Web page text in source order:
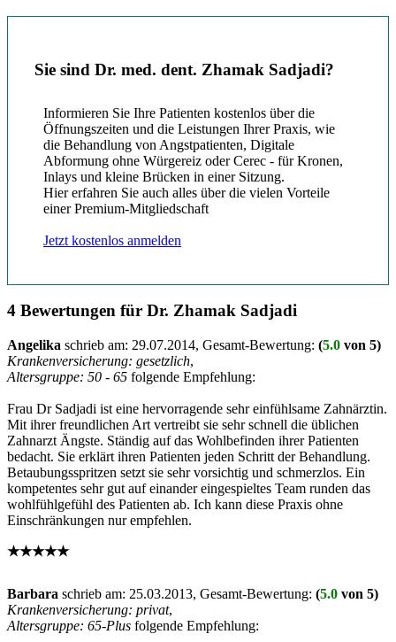
Sie sind Dr. med. dent. Zhamak Sadjadi?
Informieren Sie Ihre Patienten kostenlos über die
Öffnungszeiten und die Leistungen Ihrer Praxis, wie
die Behandlung von Angstpatienten, Digitale
Abformung ohne Würgereiz oder Cerec - für Kronen,
Inlays und kleine Brücken in einer Sitzung.
Hier erfahren Sie auch alles über die vielen Vorteile
einer Premium-Mitgliedschaft
Jetzt kostenlos anmelden
4 Bewertungen für Dr. Zhamak Sadjadi
Angelika schrieb am: 29.07.2014, Gesamt-Bewertung: (5.0 von 5)
Krankenversicherung: gesetzlich,
Altersgruppe: 50 - 65 folgende Empfehlung:
Frau Dr Sadjadi ist eine hervorragende sehr einfühlsame Zahnärztin.
Mit ihrer freundlichen Art vertreibt sie sehr schnell die üblichen
Zahnarzt Ängste. Ständig auf das Wohlbefinden ihrer Patienten
bedacht. Sie erklärt ihren Patienten jeden Schritt der Behandlung.
Betaubungsspritzen setzt sie sehr vorsichtig und schmerzlos. Ein
kompetentes sehr gut auf einander eingespieltes Team runden das
wohlfühlgefühl des Patienten ab. Ich kann diese Praxis ohne
Einschränkungen nur empfehlen.
★★★★★
Barbara schrieb am: 25.03.2013, Gesamt-Bewertung: (5.0 von 5)
Krankenversicherung: privat,
Altersgruppe: 65-Plus folgende Empfehlung: